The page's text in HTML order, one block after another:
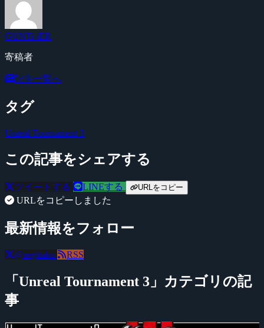
GUNTi-iER
寄稿者
記事一覧へ
タグ
Unreal Tournament 3
この記事をシェアする
ツイートする LINEする URLをコピー
URLをコピーしました
最新情報をフォロー
@negitaku RSS
「Unreal Tournament 3」カテゴリの記
事